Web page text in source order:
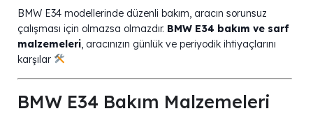
BMW E34 modellerinde düzenli bakım, aracın sorunsuz
çalışması için olmazsa olmazdır. BMW E34 bakım ve sarf
malzemeleri, aracınızın günlük ve periyodik ihtiyaçlarını
karşılar
BMW E34 Bakım Malzemeleri